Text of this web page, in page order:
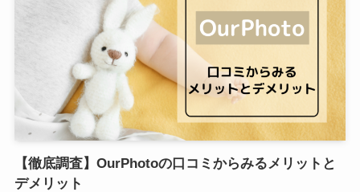
【徹底調査】OurPhotoの口コミからみるメリットと
デメリット